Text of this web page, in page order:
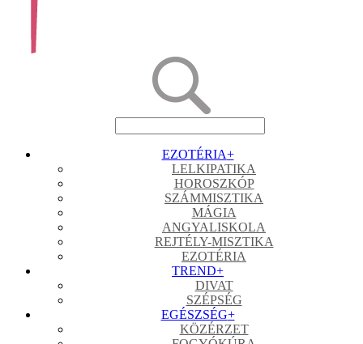
EZOTÉRIA+
LELKIPATIKA
HOROSZKÓP
SZÁMMISZTIKA
MÁGIA
ANGYALISKOLA
REJTÉLY-MISZTIKA
EZOTÉRIA
TREND+
DIVAT
SZÉPSÉG
EGÉSZSÉG+
KÖZÉRZET